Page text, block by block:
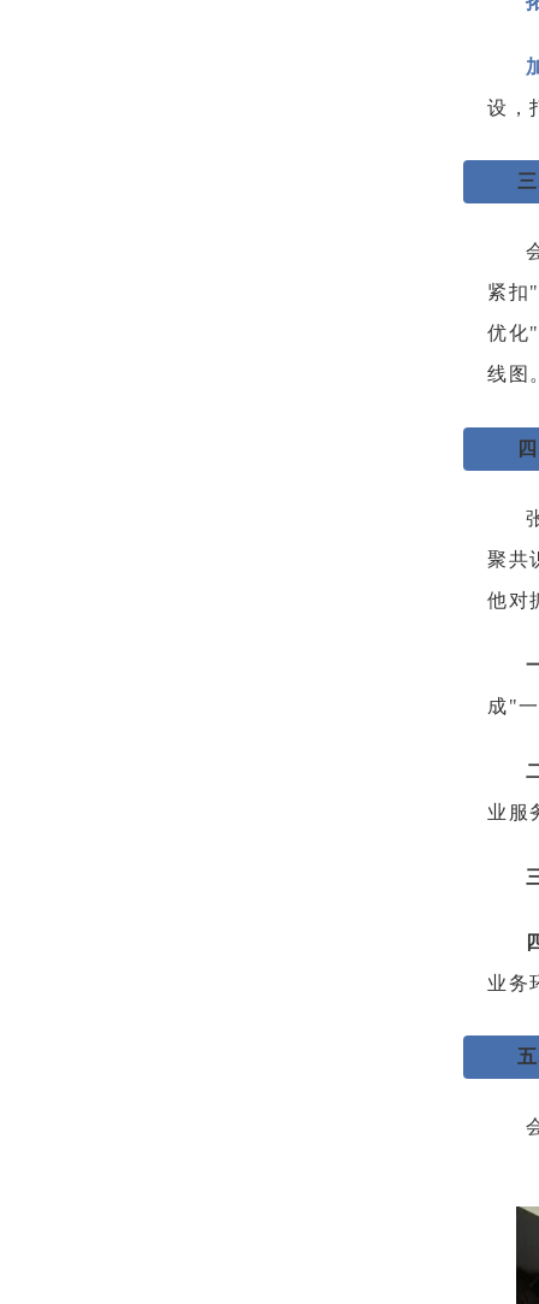
设，
紧扣
优化
线图
聚共
他对
成"
业服
业务